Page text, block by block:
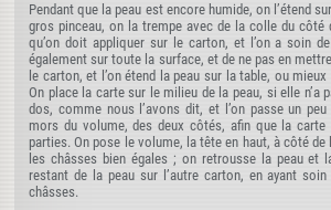
Pendant que la peau est encore humide, on l’étend
gros pinceau, on la trempe avec de la colle du côté
qu’on doit appliquer sur le carton, et l’on a soin
également sur toute la surface, et de ne pas en
le carton, et l’on étend la peau sur la table, ou
On place la carte sur le milieu de la peau, si elle n’a
dos, comme nous l’avons dit, et l’on passe un
mors du volume, des deux côtés, afin que la carte
parties. On pose le volume, la tête en haut, à côté
les châsses bien égales ; on retrousse la peau
restant de la peau sur l’autre carton, en ayant
châsses.